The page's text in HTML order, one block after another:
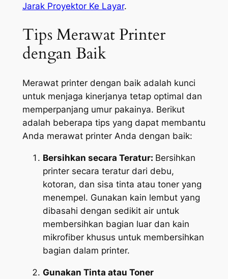
Jarak Proyektor Ke Layar.
Tips Merawat Printer
dengan Baik
Merawat printer dengan baik adalah kunci
untuk menjaga kinerjanya tetap optimal dan
memperpanjang umur pakainya. Berikut
adalah beberapa tips yang dapat membantu
Anda merawat printer Anda dengan baik:
Bersihkan secara Teratur: Bersihkan
printer secara teratur dari debu,
kotoran, dan sisa tinta atau toner yang
menempel. Gunakan kain lembut yang
dibasahi dengan sedikit air untuk
membersihkan bagian luar dan kain
mikrofiber khusus untuk membersihkan
bagian dalam printer.
Gunakan Tinta atau Toner